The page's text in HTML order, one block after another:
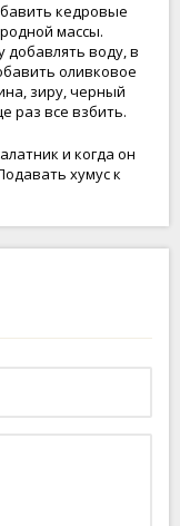
кедровые
массы.
добавлять воду, в
оливковое
зиру, черный
раз все взбить.
и когда он
хумус к